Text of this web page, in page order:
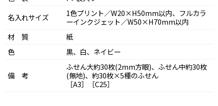
名入れサイズ
1色プリント／W20×H50mm以内、フルカラ
ーインクジェット／W50×H70mm以内
材 質
紙
色
黒、白、ネイビー
備 考
ふせん大約30枚(2mm方眼)、ふせん中約30枚
(無地)、約30枚×5種のふせん
［A3］［C25］